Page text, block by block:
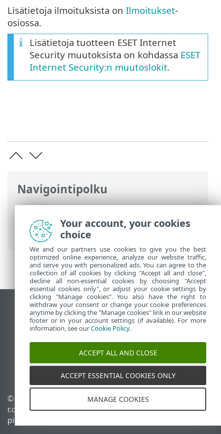
Navigointipolku
ESET-online-ohje>ESET Internet Security
ESET Internet Security> Uudet
ominaisuudet
Lisätietoja ilmoituksista on Ilmoitukset-
osiossa.
Lisätietoja tuotteen ESET Internet
Security muutoksista on kohdassa ESET
Internet Security:n muutoslokit.
Näytä tietokonesivusto
End of Life
ESET-tietämyskanta
ESET-foorumi
ESET Status Portal
Alueellinen tuki
© 1992 - 2026 ESET, spol. s
r.o. – Kaikki oikeudet
pidätetään.
Evästeiden hallinta
Evästekäytäntö
Your account, your cookies
choice
We and our partners use cookies to give you the best
optimized online experience, analyze our website traffic,
and serve you with personalized ads. You can agree to the
collection of all cookies by clicking "Accept all and close",
decline all non-essential cookies by choosing "Accept
essential cookies only", or adjust your cookie settings by
clicking "Manage cookies". You also have the right to
withdraw your consent or change your cookie preferences
anytime by clicking the "Manage cookies" link in our website
footer or in your account settings (if available). For more
information, see ourCookie Policy.
ACCEPT ALL AND CLOSE
ACCEPT ESSENTIAL COOKIES ONLY
MANAGE COOKIES